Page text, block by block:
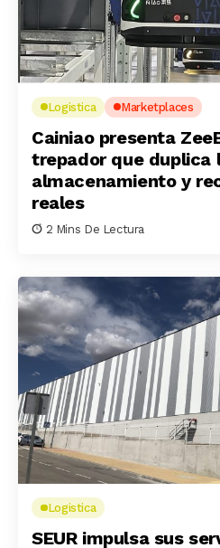
Logistica Marketplaces
Cainiao presenta
trepador que duplica
almacenamiento y
reales
2 Mins De Lectura
Logistica
SEUR impulsa sus